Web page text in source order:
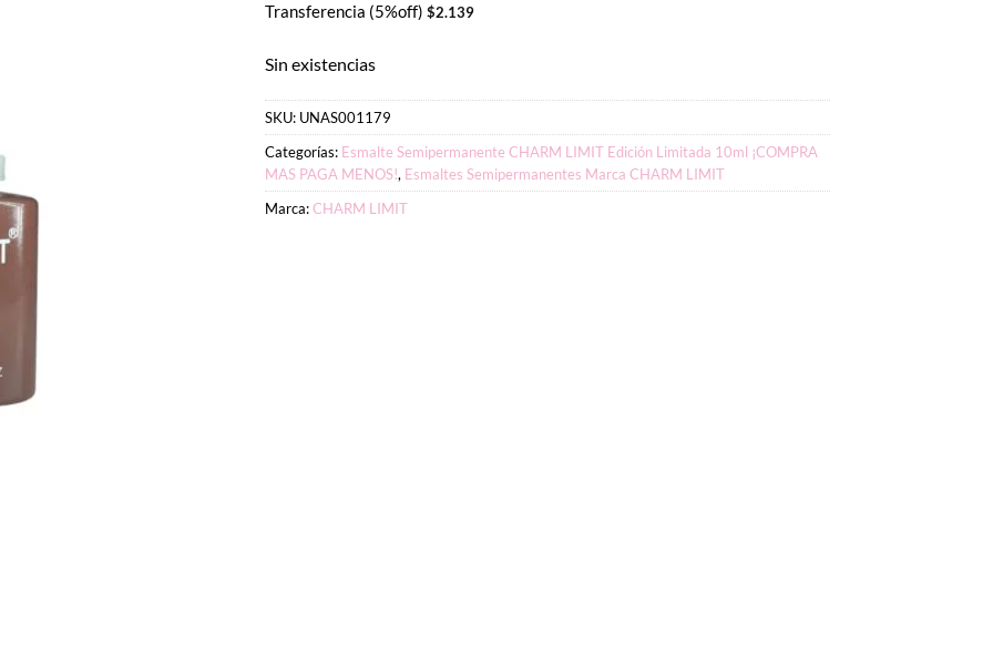
Transferencia (5%off) $2.139
Sin existencias
SKU: UNAS001179
Categorías: Esmalte Semipermanente CHARM LIMIT Edición Limitada 10ml ¡COMPRA
MAS PAGA MENOS!, Esmaltes Semipermanentes Marca CHARM LIMIT
Marca:CHARM LIMIT